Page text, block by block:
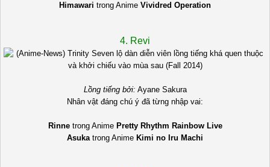
Himawari trong Anime Vividred Operation
4. Revi
Lồng tiếng bởi: Ayane Sakura
Nhân vật đáng chú ý đã từng nhập vai:
Rinnetrong Anime Pretty Rhythm Rainbow Live
Asukatrong Anime Kimi no Iru Machi